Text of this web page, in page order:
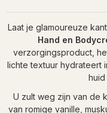
Laat je glamoureuze
Hand en
verzorgingsproduct,
lichte textuur hydrateert
U zult weg zijn van de
van romige vanille,